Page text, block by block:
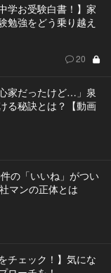
学お受験白書！】家
勉強をどう乗り越え
20
家だったけど…」泉
る秘訣とは？【動画
の「いいね」がつい
マンの正体とは
チェック！】気にな